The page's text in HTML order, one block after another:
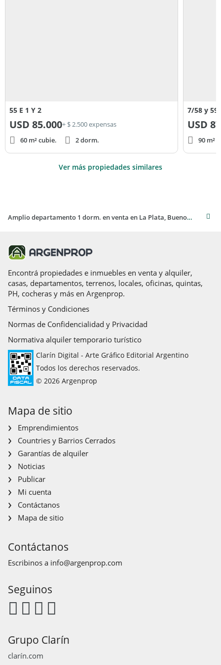
55 E 1 Y 2
USD 85.000+ $ 2.500 expensas
60 m² cubie.
2 dorm.
7/58 y 59
USD
90 m²
Ver más propiedades similares
Amplio departamento 1 dorm. en venta en La Plata, Buenos Aires
Encontrá propiedades e inmuebles en venta y alquiler,
casas, departamentos, terrenos, locales, oficinas, quintas,
PH, cocheras y más en Argenprop.
Términos y Condiciones
Normas de Confidencialidad y Privacidad
Normativa alquiler temporario turístico
Clarín Digital - Arte Gráfico Editorial Argentino
Todos los derechos reservados.
© 2026 Argenprop
Mapa de sitio
Emprendimientos
Countries y Barrios Cerrados
Garantías de alquiler
Noticias
Publicar
Mi cuenta
Contáctanos
Mapa de sitio
Contáctanos
Escribinos a info@argenprop.com
Seguinos
Grupo Clarín
clarín.com